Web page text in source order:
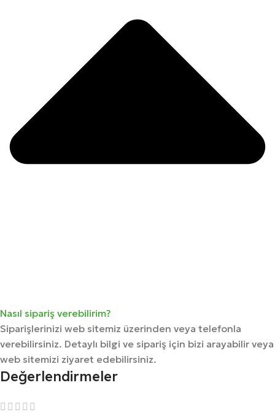
Nasıl sipariş verebilirim?
Siparişlerinizi web sitemiz üzerinden veya telefonla
verebilirsiniz. Detaylı bilgi ve sipariş için bizi arayabilir veya
web sitemizi ziyaret edebilirsiniz.
Değerlendirmeler